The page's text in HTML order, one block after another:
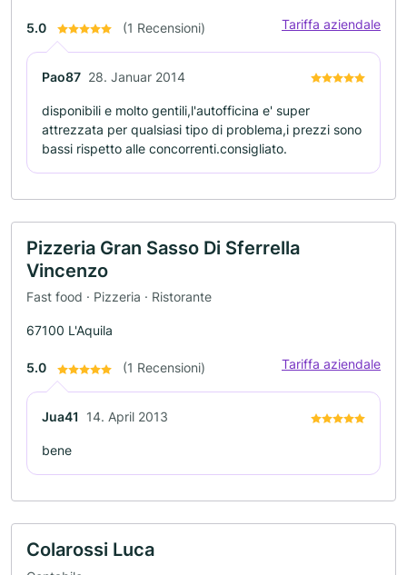
5.0 (1 Recensioni) Tariffa aziendale
Pao87 28. Januar 2014
disponibili e molto gentili,l'autofficina e' super
attrezzata per qualsiasi tipo di problema,i prezzi sono
bassi rispetto alle concorrenti.consigliato.
Pizzeria Gran Sasso Di Sferrella
Vincenzo
Fast food · Pizzeria · Ristorante
67100 L'Aquila
5.0 (1 Recensioni) Tariffa aziendale
Jua41 14. April 2013
bene
Colarossi Luca